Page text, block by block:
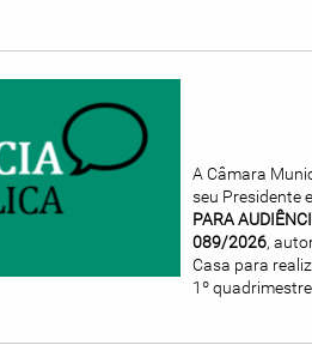
A Câmara
seu Presidente
PARA
089/2026,
Casa para
1º